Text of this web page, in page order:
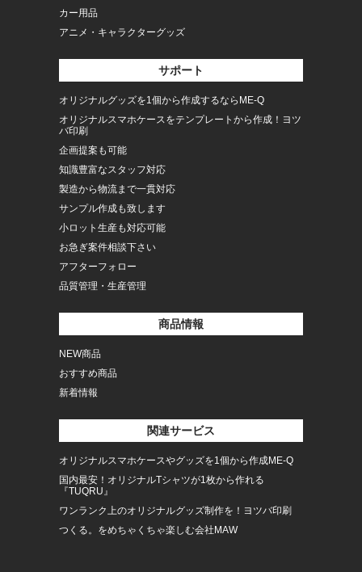
カー用品
アニメ・キャラクターグッズ
サポート
オリジナルグッズを1個から作成するならME-Q
オリジナルスマホケースをテンプレートから作成！ヨツ
バ印刷
企画提案も可能
知識豊富なスタッフ対応
製造から物流まで一貫対応
サンプル作成も致します
小ロット生産も対応可能
お急ぎ案件相談下さい
アフターフォロー
品質管理・生産管理
商品情報
NEW商品
おすすめ商品
新着情報
関連サービス
オリジナルスマホケースやグッズを1個から作成ME-Q
国内最安！オリジナルTシャツが1枚から作れる
『TUQRU』
ワンランク上のオリジナルグッズ制作を！ヨツバ印刷
つくる。をめちゃくちゃ楽しむ会社MAW